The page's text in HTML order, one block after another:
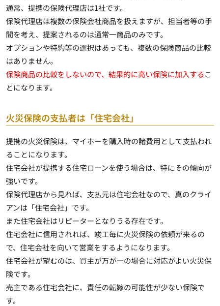
通常、提携の保険代理店は1社です。
保険代理店は複数の保険会社商品を扱えますが、担当者等の手
間を考え、提案されるのは通常一商品のみです。
オプションや特約等の選択はあっても、複数の保険商品の比較
はありません。
保険商品の比較をしないので、結果的に高い保険に加入するこ
とになります。
火災保険の支払者は「住宅会社」
提携の火災保険は、マイホーを購入時の諸費用として支払われ
ることになります。
住宅会社が提携する住宅ローンを使う場合は、特にその傾向が
強いです。
保険代理店から見れば、 支払元は住宅会社なので、真のクライ
アンは「住宅会社」です。
また住宅会社はリピーターとなりうる存在です。
住宅会社に信用されれば、竣工毎に火災保険の依頼が来るの
で、住宅会社を向いて営業をするようになります。
住宅会社が望むのは、買主が万が一の場合に対応がよい火災保
険です。
売主である住宅会社に、責任の転嫁の可能性が少ない保険で
す。